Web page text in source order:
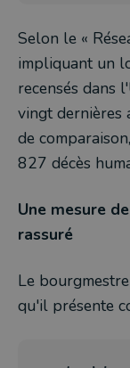
Selon le «
impliquant un
recensés dans
vingt dernières
de
827 décès
Une mesure
rassuré
Le
qu'il présente